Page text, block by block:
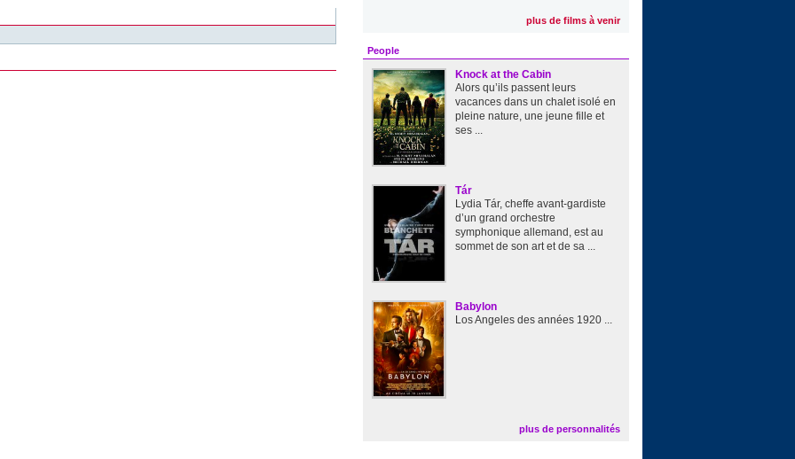
plus de films à venir
People
Knock at the Cabin
Alors qu’ils passent leurs
vacances dans un chalet isolé en
pleine nature, une jeune fille et
ses ...
Tár
Lydia Tár, cheffe avant-gardiste
d’un grand orchestre
symphonique allemand, est au
sommet de son art et de sa ...
Babylon
Los Angeles des années 1920 ...
plus de personnalités